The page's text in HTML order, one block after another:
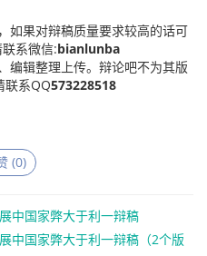
如果对辩稿质量要求较高的话可
系微信:bianlunba
编辑整理上传。辩论吧不为其版
联系QQ573228518
(0)
中国家弊大于利一辩稿
中国家弊大于利一辩稿（2个版